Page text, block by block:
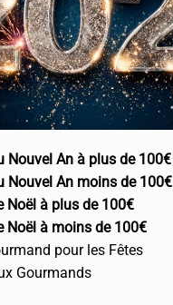
Nouvel An à plus de 100€
Nouvel An moins de 100€
Noël à plus de 100€
Noël à moins de 100€
pour les Fêtes
Gourmands